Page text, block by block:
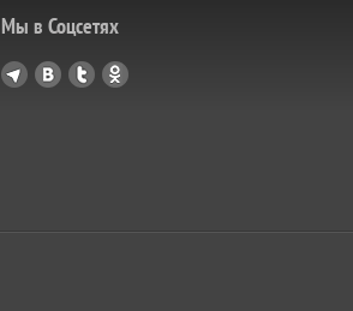
Мы в Соцсетях